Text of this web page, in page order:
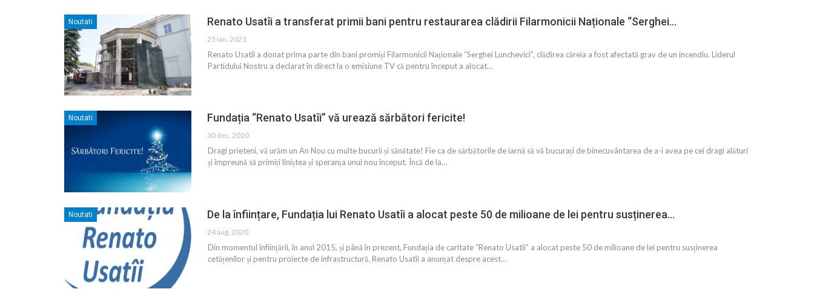
Noutati Renato Usatîi a transferat primii bani pentru restaurarea clădirii Filarmonicii Naționale “Serghei…
25 ian. 2021
Renato Usatîi a donat prima parte din bani promiși Filarmonicii Naționale “Serghei Lunchevici”, clădirea căreia a fost afectată grav de un incendiu. Liderul
Partidului Nostru a declarat în direct la o emisiune TV că pentru început a alocat…
Noutati Fundația “Renato Usatîi” vă urează sărbători fericite!
30 dec. 2020
Dragi prieteni, vă urăm un An Nou cu multe bucurii și sănătate! Fie ca de sărbătorile de iarnă să vă bucurați de binecuvântarea de a-i avea pe cei dragi alături
și împreună să primiți liniștea și speranța unui nou început. Încă de la…
Noutati De la înființare, Fundația lui Renato Usatîi a alocat peste 50 de milioane de lei pentru susținerea…
24 aug. 2020
Din momentul înființării, în anul 2015, și până în prezent, Fundația de caritate “Renato Usatîi” a alocat peste 50 de milioane de lei pentru susținerea
cetățenilor și pentru proiecte de infrastructură. Renato Usatîi a anunțat despre acest…